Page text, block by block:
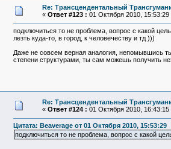
Re: Трансцендентальный
« Ответ #123 : 01 Октября 2010, 15:53:29
подключиться то не проблема, вопрос с какой
лезть куда-то, в город, к человечеству и тд )))
Даже не совсем верная аналогия, непомывшись
степени структурами, ты сам можешь получить
Re: Трансцендентальный
« Ответ #124 : 01 Октября 2010, 16:43:15
Цитата: Beaverage от 01 Октября 2010, 15:53:29
подключиться то не проблема, вопрос с какой